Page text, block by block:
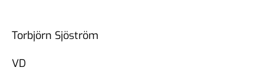
Torbjörn Sjöström
VD